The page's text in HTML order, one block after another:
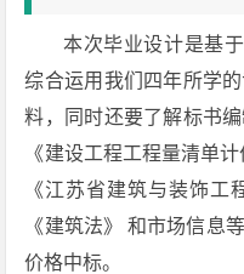
本次毕业设计是基
综合运用我们四年所学
料，同时还要了解标书
《建设工程工程量清单
《江苏省建筑与装饰工
《建筑法》 和市场信息
价格中标。